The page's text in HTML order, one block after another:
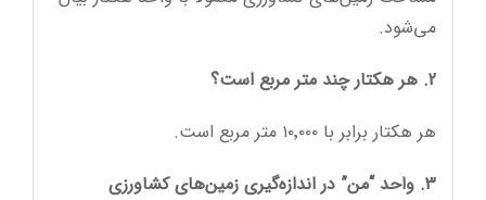
می‌شود.
2. هر هکتار چند متر مربع است؟
هر هکتار برابر با ۱۰٬۰۰۰ متر مربع است.
3. واحد “من” در اندازه‌گیری زمین‌های کشاورزی